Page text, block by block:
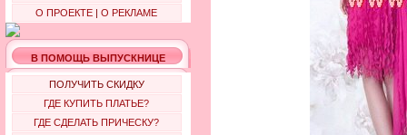
О ПРОЕКТЕ | О РЕКЛАМЕ
В ПОМОЩЬ ВЫПУСКНИЦЕ
ПОЛУЧИТЬ СКИДКУ
ГДЕ КУПИТЬ ПЛАТЬЕ?
ГДЕ СДЕЛАТЬ ПРИЧЕСКУ?